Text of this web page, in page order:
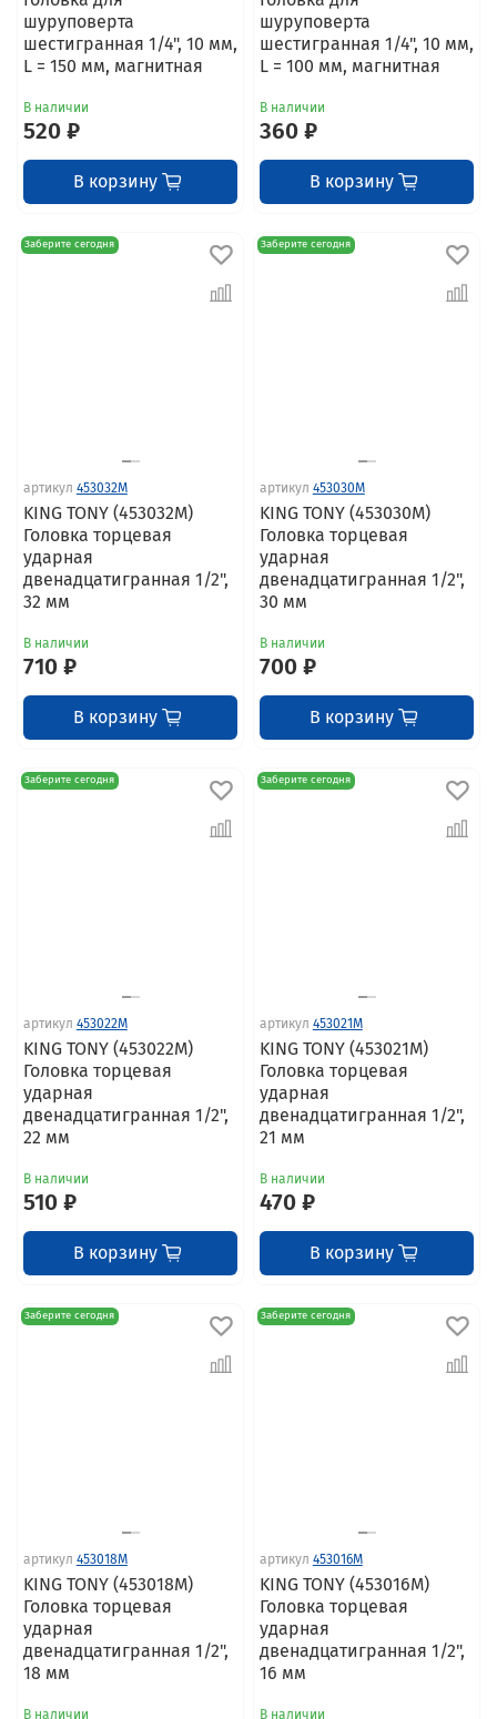
шуруповерта
шестигранная 1/4", 10 мм,
L = 150 мм, магнитная
В наличии
520 ₽
В корзину
шуруповерта
шестигранная 1/4", 10 мм,
L = 100 мм, магнитная
В наличии
360 ₽
В корзину
Заберите сегодня
артикул 453032M
KING TONY (453032M)
Головка торцевая
ударная
двенадцатигранная 1/2",
32 мм
В наличии
710 ₽
В корзину
Заберите сегодня
артикул 453030M
KING TONY (453030M)
Головка торцевая
ударная
двенадцатигранная 1/2",
30 мм
В наличии
700 ₽
В корзину
Заберите сегодня
артикул 453022M
KING TONY (453022M)
Головка торцевая
ударная
двенадцатигранная 1/2",
22 мм
В наличии
510 ₽
В корзину
Заберите сегодня
артикул 453021M
KING TONY (453021M)
Головка торцевая
ударная
двенадцатигранная 1/2",
21 мм
В наличии
470 ₽
В корзину
Заберите сегодня
артикул 453018M
KING TONY (453018M)
Головка торцевая
ударная
двенадцатигранная 1/2",
18 мм
В наличии
Заберите сегодня
артикул 453016M
KING TONY (453016M)
Головка торцевая
ударная
двенадцатигранная 1/2",
16 мм
В наличии